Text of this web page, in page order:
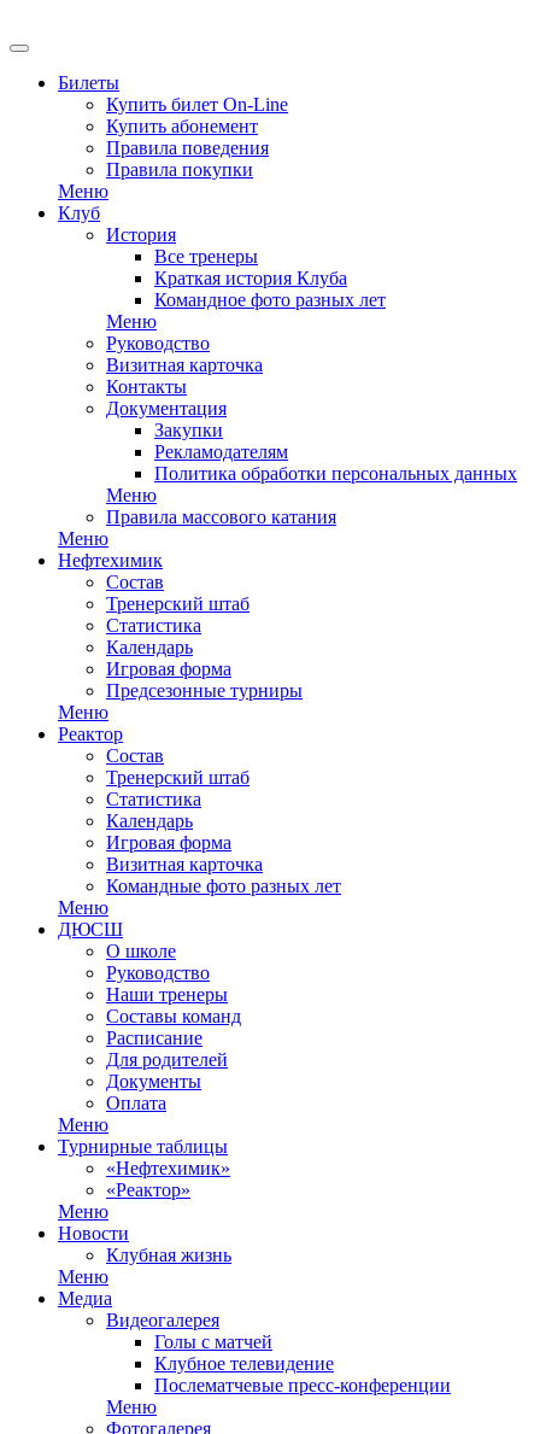
Билеты
Купить билет On-Line
Купить абонемент
Правила поведения
Правила покупки
Меню
Клуб
История
Все тренеры
Краткая история Клуба
Командное фото разных лет
Меню
Руководство
Визитная карточка
Контакты
Документация
Закупки
Рекламодателям
Политика обработки персональных данных
Меню
Правила массового катания
Меню
Нефтехимик
Состав
Тренерский штаб
Статистика
Календарь
Игровая форма
Предсезонные турниры
Меню
Реактор
Состав
Тренерский штаб
Статистика
Календарь
Игровая форма
Визитная карточка
Командные фото разных лет
Меню
ДЮСШ
О школе
Руководство
Наши тренеры
Составы команд
Расписание
Для родителей
Документы
Оплата
Меню
Турнирные таблицы
«Нефтехимик»
«Реактор»
Меню
Новости
Клубная жизнь
Меню
Медиа
Видеогалерея
Голы с матчей
Клубное телевидение
Послематчевые пресс-конференции
Меню
Фотогалерея